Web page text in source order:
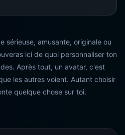
sérieuse, amusante, originale ou
ici de quoi personnaliser ton
Après tout, un avatar, c'est
les autres voient. Autant choisir
quelque chose sur toi.